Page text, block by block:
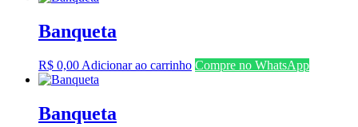
Banqueta
R$ 0,00 Adicionar ao carrinho Compre no WhatsApp
Banqueta